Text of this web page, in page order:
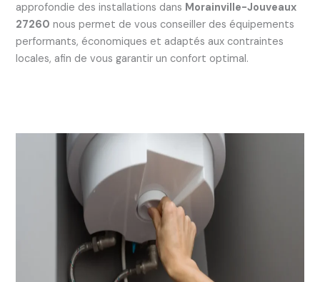
approfondie des installations dans Morainville-Jouveaux
27260 nous permet de vous conseiller des équipements
performants, économiques et adaptés aux contraintes
locales, afin de vous garantir un confort optimal.